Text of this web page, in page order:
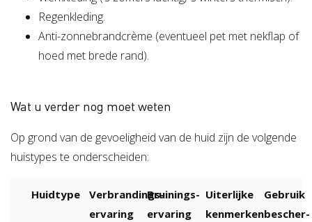
Regenkleding.
Anti-zonnebrandcrème (eventueel pet met nekflap of
hoed met brede rand).
Wat u verder nog moet weten
Op grond van de gevoeligheid van de huid zijn de volgende
huistypes te onderscheiden:
Huidtype
Verbrandings-
ervaring
Bruinings-
ervaring
Uiterlijke
kenmerken
Gebruik
bescher-